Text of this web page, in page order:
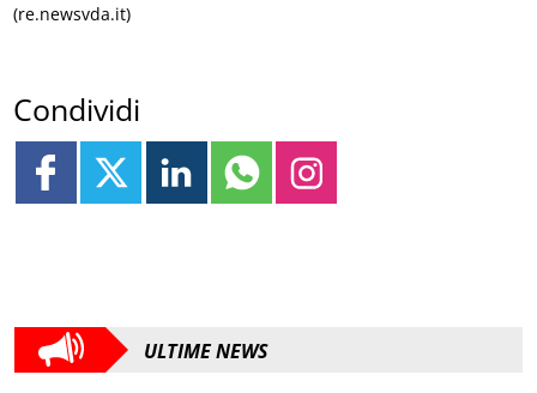
(re.newsvda.it)
Condividi
ULTIME NEWS